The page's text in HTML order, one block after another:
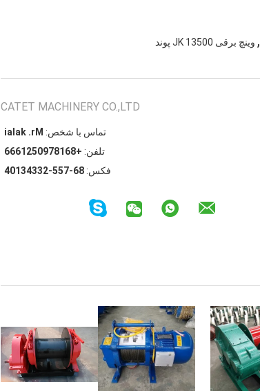
, وینچ برقی JK 13500 پوند
CATET MACHINERY CO.,LTD
تماس با شخص: Mr. kalai
تلفن: +8618790521666
فکس: 86-755-23343104